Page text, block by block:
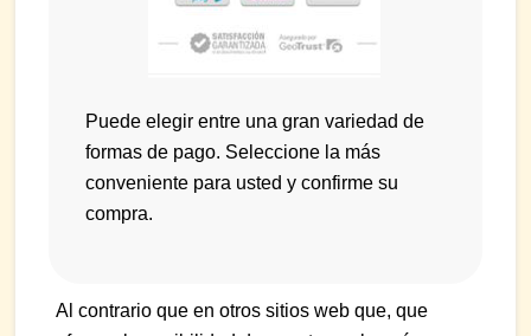
Puede elegir entre una gran variedad de
formas de pago. Seleccione la más
conveniente para usted y confirme su
compra.
Al contrario que en otros sitios web que, que